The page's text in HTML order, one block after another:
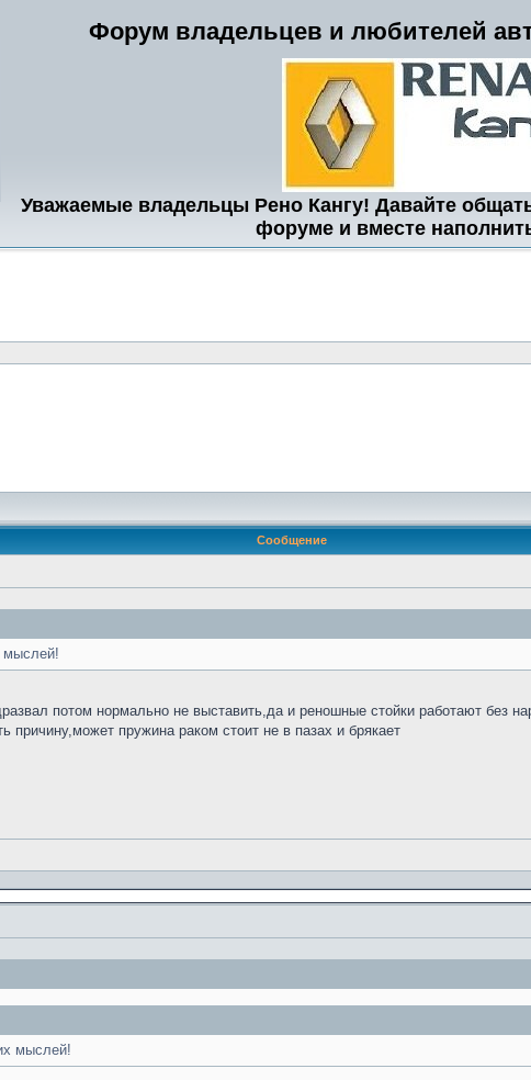
Форум владельцев и любителей
Уважаемые владельцы Рено Кангу! Давайте
форуме и вместе
Сообщение
мыслей!
потом нормально не выставить,да и реношные стойки работают без
причину,может пружина раком стоит не в пазах и брякает
мыслей!